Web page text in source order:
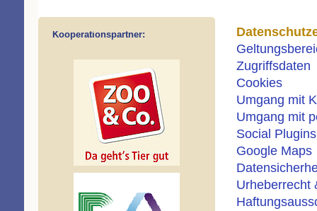
Kooperationspartner:
Zugriffsdaten
Cookies
Umgang mit
Umgang mit
Social Plugins
Google Maps
Urheberrecht